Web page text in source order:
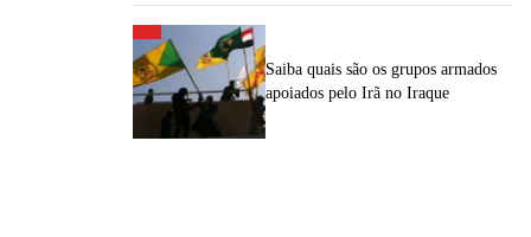
Saiba quais são os grupos armados
apoiados pelo Irã no Iraque